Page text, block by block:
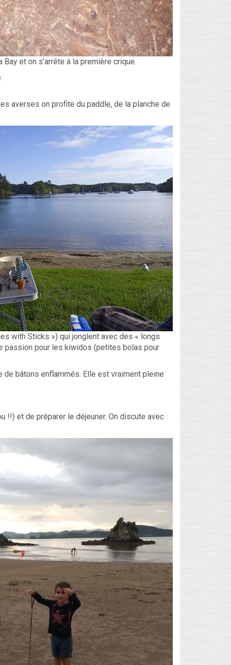
et on s’arrête à la première crique.
averses on profite du paddle, de la planche de
with Sticks ») qui jonglent avec des « longs
passion pour les kiwidos (petites bolas pour
bâtons enflammés. Elle est vraiment pleine
!!) et de préparer le déjeuner. On discute avec